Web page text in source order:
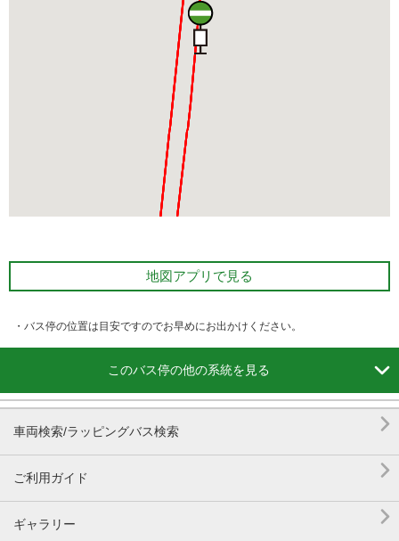
地図アプリで見る
・バス停の位置は目安ですのでお早めにお出かけください。
このバス停の他の系統を見る 
車両検索/ラッピングバス検索 
ご利用ガイド 
ギャラリー 